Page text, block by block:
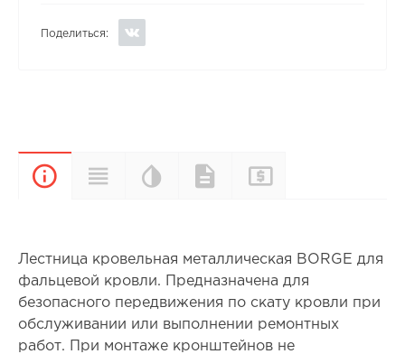
Поделиться:
ОписаниеХарактеристики
Цветовая
палитра
Документы
Лестница кровельная металлическая BORGE для
фальцевой кровли. Предназначена для
безопасного передвижения по скату кровли при
обслуживании или выполнении ремонтных
работ. При монтаже кронштейнов не